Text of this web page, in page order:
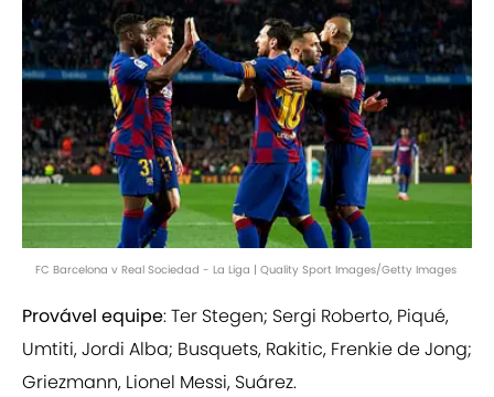
FC Barcelona v Real Sociedad - La Liga | Quality Sport Images/Getty Images
Provável equipe: Ter Stegen; Sergi Roberto, Piqué,
Umtiti, Jordi Alba; Busquets, Rakitic, Frenkie de Jong;
Griezmann, Lionel Messi, Suárez.